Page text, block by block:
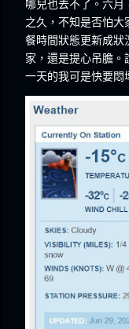
哪兒也去不了。六
之久，不知是否怕大
餐時間狀態更新成狀
家，還是提心吊膽
一天的我可是快要悶